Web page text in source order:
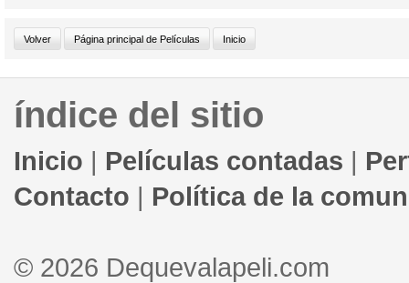
índice del sitio
Inicio | Películas contadas |
Contacto | Política de la
© 2026 Dequevalapeli.com